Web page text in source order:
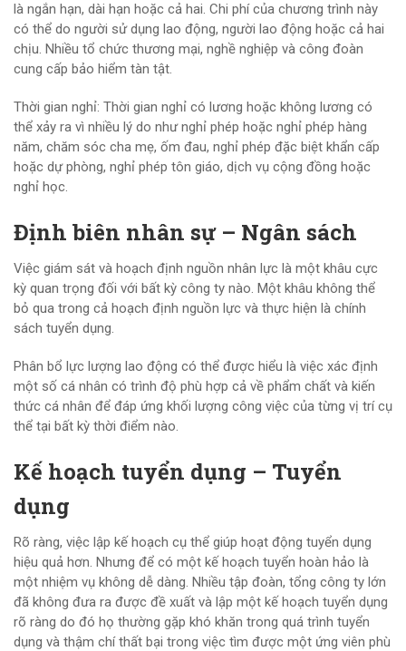
là ngắn hạn, dài hạn hoặc cả hai. Chi phí của chương trình này
có thể do người sử dụng lao động, người lao động hoặc cả hai
chịu. Nhiều tổ chức thương mại, nghề nghiệp và công đoàn
cung cấp bảo hiểm tàn tật.
Thời gian nghỉ: Thời gian nghỉ có lương hoặc không lương có
thể xảy ra vì nhiều lý do như nghỉ phép hoặc nghỉ phép hàng
năm, chăm sóc cha mẹ, ốm đau, nghỉ phép đặc biệt khẩn cấp
hoặc dự phòng, nghỉ phép tôn giáo, dịch vụ cộng đồng hoặc
nghỉ học.
Định biên nhân sự – Ngân sách
Việc giám sát và hoạch định nguồn nhân lực là một khâu cực
kỳ quan trọng đối với bất kỳ công ty nào. Một khâu không thể
bỏ qua trong cả hoạch định nguồn lực và thực hiện là chính
sách tuyển dụng.
Phân bổ lực lượng lao động có thể được hiểu là việc xác định
một số cá nhân có trình độ phù hợp cả về phẩm chất và kiến ​​
thức cá nhân để đáp ứng khối lượng công việc của từng vị trí cụ
thể tại bất kỳ thời điểm nào.
Kế hoạch tuyển dụng – Tuyển
dụng
Rõ ràng, việc lập kế hoạch cụ thể giúp hoạt động tuyển dụng
hiệu quả hơn. Nhưng để có một kế hoạch tuyển hoàn hảo là
một nhiệm vụ không dễ dàng. Nhiều tập đoàn, tổng công ty lớn
đã không đưa ra được đề xuất và lập một kế hoạch tuyển dụng
rõ ràng do đó họ thường gặp khó khăn trong quá trình tuyển
dụng và thậm chí thất bại trong việc tìm được một ứng viên phù